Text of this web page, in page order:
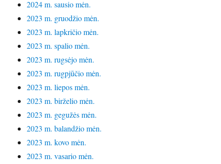
2024 m. sausio mėn.
2023 m. gruodžio mėn.
2023 m. lapkričio mėn.
2023 m. spalio mėn.
2023 m. rugsėjo mėn.
2023 m. rugpjūčio mėn.
2023 m. liepos mėn.
2023 m. birželio mėn.
2023 m. gegužės mėn.
2023 m. balandžio mėn.
2023 m. kovo mėn.
2023 m. vasario mėn.